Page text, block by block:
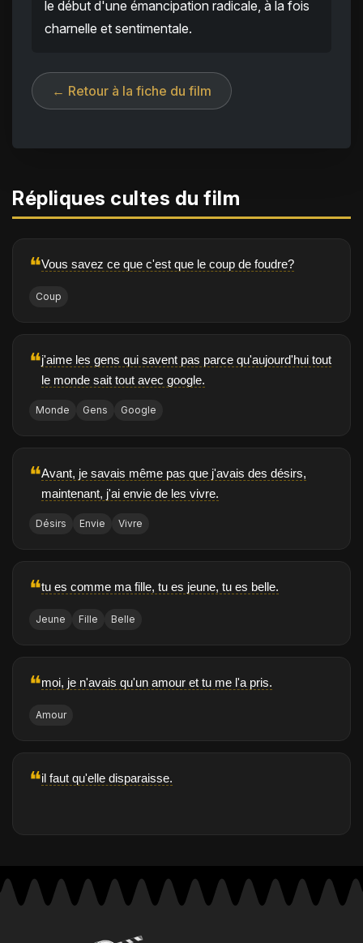
le début d'une émancipation radicale, à la fois
charnelle et sentimentale.
← Retour à la fiche du film
Répliques cultes du film
❝Vous savez ce que c'est que le coup de foudre?
Coup
❝j'aime les gens qui savent pas parce qu'aujourd'hui tout
le monde sait tout avec google.
Monde Gens Google
❝Avant, je savais même pas que j'avais des désirs,
maintenant, j'ai envie de les vivre.
Désirs Envie Vivre
❝tu es comme ma fille, tu es jeune, tu es belle.
Jeune Fille Belle
❝moi, je n'avais qu'un amour et tu me l'a pris.
Amour
❝il faut qu'elle disparaisse.